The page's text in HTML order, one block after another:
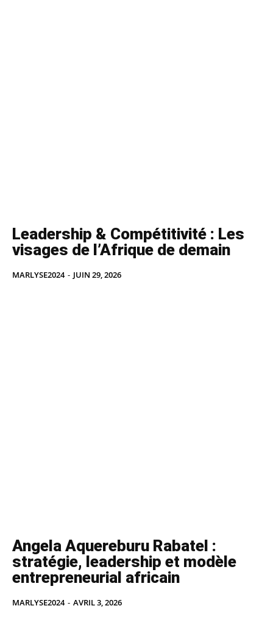
Leadership & Compétitivité : Les
visages de l’Afrique de demain
MARLYSE2024 - JUIN 29, 2026
Angela Aquereburu Rabatel :
stratégie, leadership et modèle
entrepreneurial africain
MARLYSE2024 - AVRIL 3, 2026